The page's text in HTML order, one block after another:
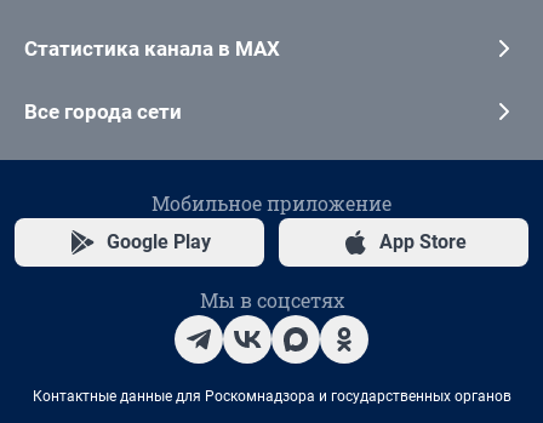
Статистика канала в MAX
Все города сети
Мобильное приложение
Google Play App Store
Мы в соцсетях
Контактные данные для Роскомнадзора и государственных органов